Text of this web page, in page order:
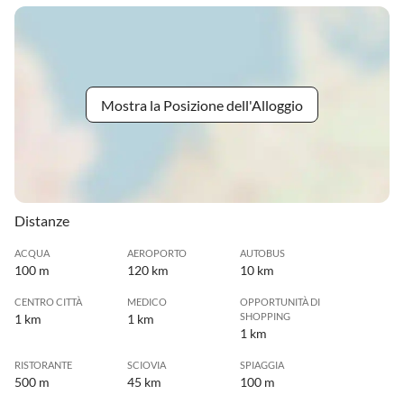
Mostra la Posizione dell'Alloggio
Distanze
ACQUA
100 m
AEROPORTO
120 km
AUTOBUS
10 km
CENTRO CITTÀ
1 km
MEDICO
1 km
OPPORTUNITÀ DI
SHOPPING
1 km
RISTORANTE
500 m
SCIOVIA
45 km
SPIAGGIA
100 m